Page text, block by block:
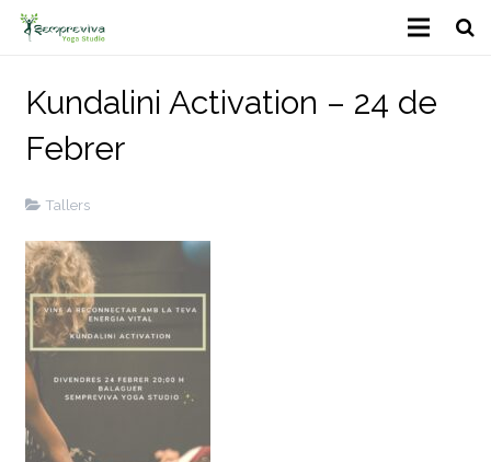
Professors
Galeria
Contacte
Política de Galetes
Kundalini Activation – 24 de
Febrer
Tallers